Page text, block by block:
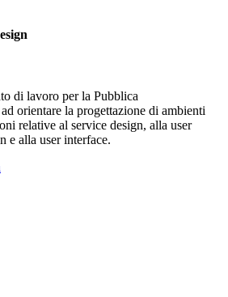
di lavoro per la Pubblica
orientare la progettazione di ambienti
relative al service design, alla user
e alla user interface.